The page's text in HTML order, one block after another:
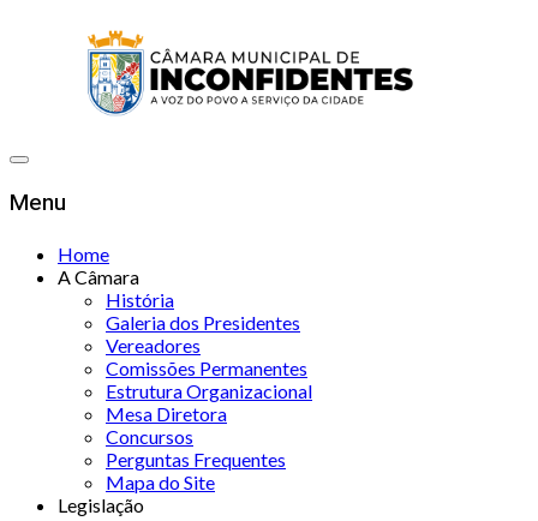
Menu
Home
A Câmara
História
Galeria dos Presidentes
Vereadores
Comissões Permanentes
Estrutura Organizacional
Mesa Diretora
Concursos
Perguntas Frequentes
Mapa do Site
Legislação